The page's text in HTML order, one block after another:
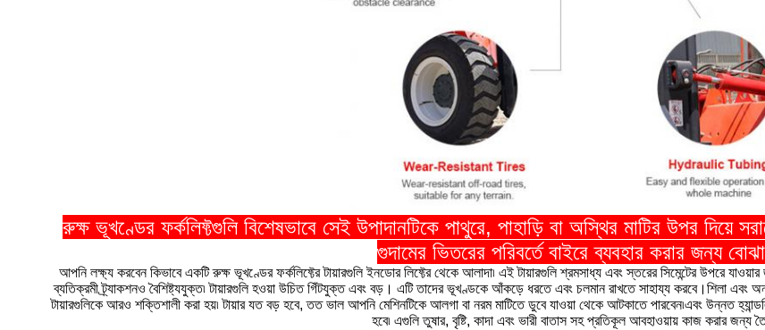
রুক্ষ ভূখণ্ডের ফর্কলিফ্টগুলি বিশেষভাবে সেই উপাদানটিকে পাথুরে, পাহাড়ি বা অস্থির মাটির উপর দিয়ে
গুদামের ভিতরের পরিবর্তে বাইরে ব্যবহার করার জন্য
আপনি লক্ষ্য করবেন কিভাবে একটি রুক্ষ ভূখণ্ডের ফর্কলিফ্টের টায়ারগুলি ইনডোর লিফ্টের থেকে আলাদা৷ এই টায়ারগুলি শ্রমসাধ্য এবং স্তরের সিমেন্টের উপরে
ব্যতিক্রমী ট্র্যাকশনও বৈশিষ্ট্যযুক্ত৷ টায়ারগুলি হওয়া উচিত গিঁটযুক্ত এবং বড়। এটি তাদের ভূখণ্ডকে আঁকড়ে ধরতে এবং চলমান রাখতে সাহায্য করবে।শিলা এবং
টায়ারগুলিকে আরও শক্তিশালী করা হয়৷ টায়ার যত বড় হবে, তত ভাল আপনি মেশিনটিকে আলগা বা নরম মাটিতে ডুবে যাওয়া থেকে আটকাতে পারবেন৷এবং উন্নত
হবে৷ এগুলি তুষার, বৃষ্টি, কাদা এবং ভারী বাতাস সহ প্রতিকূল আবহাওয়ায় কাজ করার জন্য